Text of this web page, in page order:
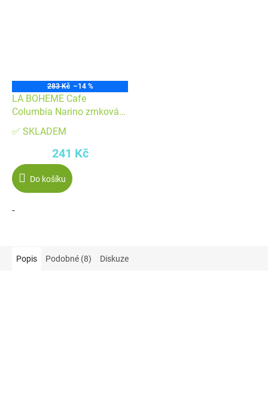
283 Kč –14 %
LA BOHEME Cafe
Columbia Narino zrnková
226 g
✅ SKLADEM
241 Kč
Do košíku
-
Popis Podobné (8) Diskuze